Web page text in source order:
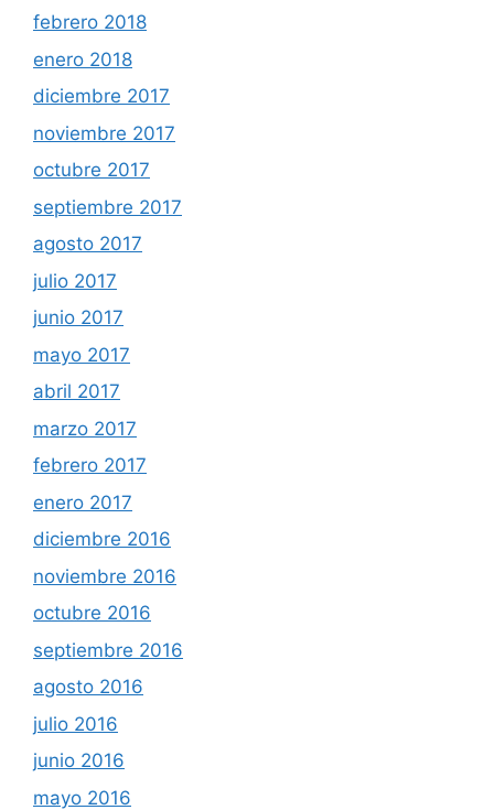
febrero 2018
enero 2018
diciembre 2017
noviembre 2017
octubre 2017
septiembre 2017
agosto 2017
julio 2017
junio 2017
mayo 2017
abril 2017
marzo 2017
febrero 2017
enero 2017
diciembre 2016
noviembre 2016
octubre 2016
septiembre 2016
agosto 2016
julio 2016
junio 2016
mayo 2016